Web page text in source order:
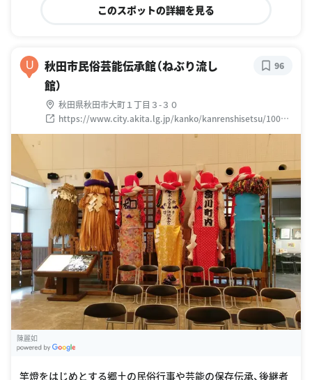
このスポットの詳細を見る
U
秋田市民俗芸能伝承館（ねぶり流し
館）
秋田県秋田市大町１丁目３-３０
https://www.city.akita.lg.jp/kanko/kanrenshisetsu/10036
44/index.html
96
陳麗如
竿燈をはじめとする郷土の民俗行事や芸能の保存伝承、後継者